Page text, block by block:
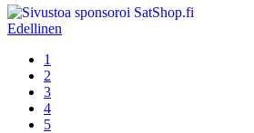
Edellinen
1
2
3
4
5